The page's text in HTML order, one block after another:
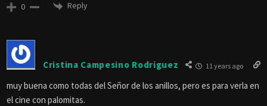
0 Reply
Cristina Campesino Rodriguez 11 years ago
muy buena como todas del Señor de los anillos, pero es para verla en
el cine con palomitas.